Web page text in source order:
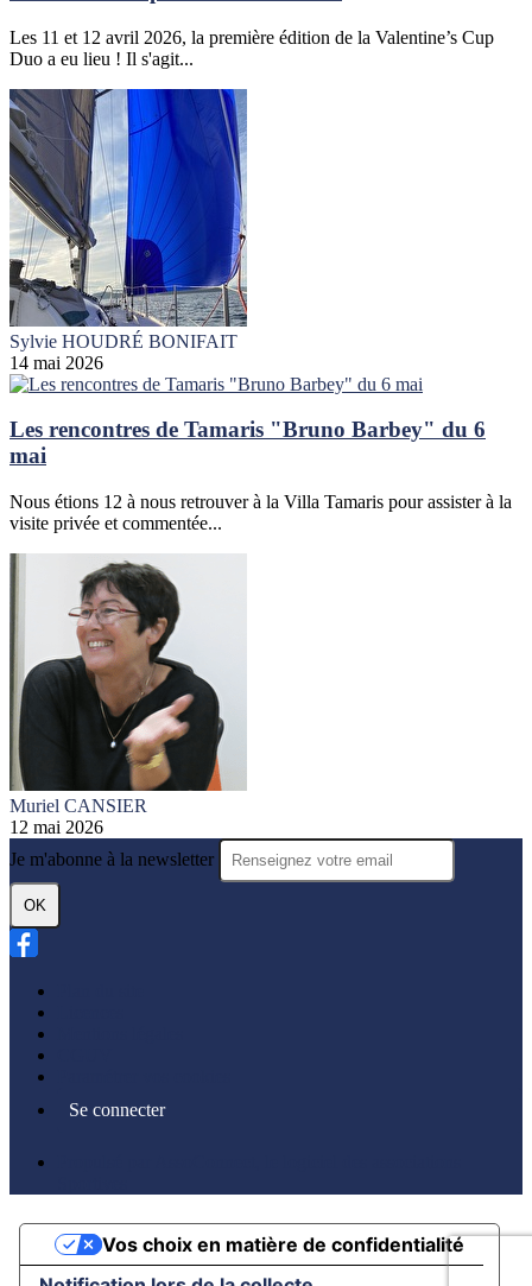
Les 11 et 12 avril 2026, la première édition de la Valentine’s Cup
Duo a eu lieu ! Il s'agit...
Sylvie HOUDRÉ BONIFAIT
14 mai 2026
Les rencontres de Tamaris "Bruno Barbey" du 6
mai
Nous étions 12 à nous retrouver à la Villa Tamaris pour assister à la
visite privée et commentée...
Muriel CANSIER
12 mai 2026
Je m'abonne à la newsletter
OK
Se connecter
Vos choix en matière de confidentialité